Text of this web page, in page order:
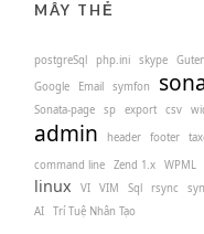
MÂY THẺ
postgreSql php.ini skype
Google
Email symfon
Sonata-page
sp export csv
admin header footer
command line Zend 1.x WPML
linux
VI VIM Sql rsync
AI
Trí Tuệ Nhân Tạo